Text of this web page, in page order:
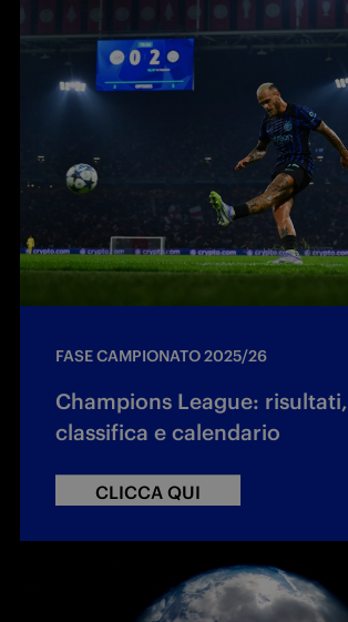
FASE CAMPIONATO 2025/26
Champions League: risultati,
classifica e calendario
CLICCA QUI